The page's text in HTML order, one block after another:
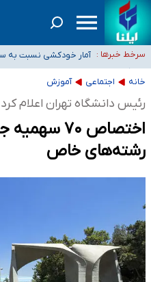
سرخط خبرها :
سیدحسن خمینی عزادار شد
آمار خودکشی نسبت به
دستگیری عامل اصلی
نباید تفسیرهای سلیقه‌ای از مواضع
«زیرمیزی» برای داوطلبان پزشکی سراب
خانه اجتماعی آموزش
رئیس دانشگاه تهران اعلام
اختصاص ۷۰
رشته‌های خاص